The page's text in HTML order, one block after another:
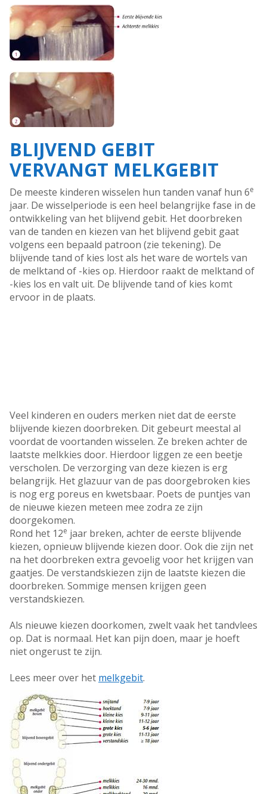
BLIJVEND GEBIT
VERVANGT MELKGEBIT
De meeste kinderen wisselen hun tanden vanaf hun 6e
jaar. De wisselperiode is een heel belangrijke fase in de
ontwikkeling van het blijvend gebit. Het doorbreken
van de tanden en kiezen van het blijvend gebit gaat
volgens een bepaald patroon (zie tekening). De
blijvende tand of kies lost als het ware de wortels van
de melktand of -kies op. Hierdoor raakt de melktand of
-kies los en valt uit. De blijvende tand of kies komt
ervoor in de plaats.
Veel kinderen en ouders merken niet dat de eerste
blijvende kiezen doorbreken. Dit gebeurt meestal al
voordat de voortanden wisselen. Ze breken achter de
laatste melkkies door. Hierdoor liggen ze een beetje
verscholen. De verzorging van deze kiezen is erg
belangrijk. Het glazuur van de pas doorgebroken kies
is nog erg poreus en kwetsbaar. Poets de puntjes van
de nieuwe kiezen meteen mee zodra ze zijn
doorgekomen.
Rond het 12e jaar breken, achter de eerste blijvende
kiezen, opnieuw blijvende kiezen door. Ook die zijn net
na het doorbreken extra gevoelig voor het krijgen van
gaatjes. De verstandskiezen zijn de laatste kiezen die
doorbreken. Sommige mensen krijgen geen
verstandskiezen.
Als nieuwe kiezen doorkomen, zwelt vaak het tandvlees
op. Dat is normaal. Het kan pijn doen, maar je hoeft
niet ongerust te zijn.
Lees meer over het melkgebit.